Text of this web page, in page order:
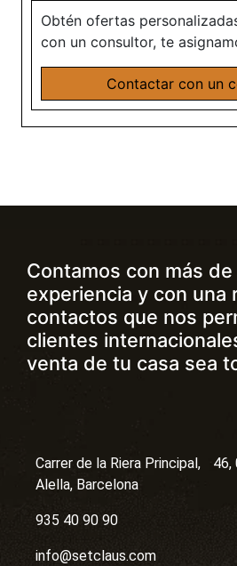
Obtén ofertas
con un consultor, te
Contactar con un
Contamos con más
experiencia y con una
contactos que nos
clientes
venta de tu casa sea
Carrer de la Riera Principal, 46,
Alella, Barcelona
935 40 90 90
info@setclaus.com